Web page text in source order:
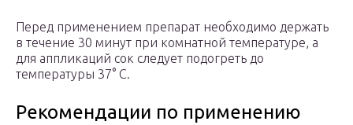
Перед применением препарат необходимо держать
в течение 30 минут при комнатной температуре, а
для аппликаций сок следует подогреть до
температуры 37° C.
Рекомендации по применению